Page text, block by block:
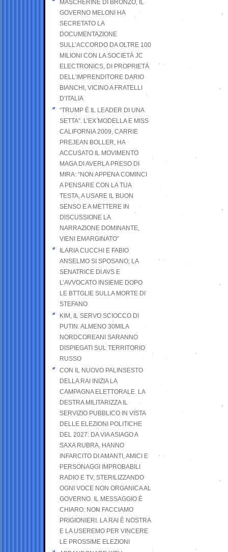
MASCHERINE DI BRONZO, IL
GOVERNO MELONI HA
SECRETATO LA
DOCUMENTAZIONE
SULL’ACCORDO DA OLTRE 100
MILIONI CON LA SOCIETÀ JC
ELECTRONICS, DI PROPRIETÀ
DELL’IMPRENDITORE DARIO
BIANCHI, VICINO A FRATELLI
D’ITALIA
“TRUMP È IL LEADER DI UNA
SETTA”. L’EX MODELLA E MISS
CALIFORNIA 2009, CARRIE
PREJEAN BOLLER, HA
ACCUSATO IL MOVIMENTO
MAGA DI AVERLA PRESO DI
MIRA: “NON APPENA COMINCI
A PENSARE CON LA TUA
TESTA, A USARE IL BUON
SENSO E A METTERE IN
DISCUSSIONE LA
NARRAZIONE DOMINANTE,
VIENI EMARGINATO”
ILARIA CUCCHI E FABIO
ANSELMO SI SPOSANO; LA
SENATRICE DI AVS E
L’AVVOCATO INSIEME DOPO
LE BTTGLIE SULLA MORTE DI
STEFANO
KIM, IL SERVO SCIOCCO DI
PUTIN: ALMENO 30MILA
NORDCOREANI SARANNO
DISPIEGATI SUL TERRITORIO
RUSSO
CON IL NUOVO PALINSESTO
DELLA RAI INIZIA LA
CAMPAGNA ELETTORALE. LA
DESTRA MILITARIZZA IL
SERVIZIO PUBBLICO IN VISTA
DELLE ELEZIONI POLITICHE
DEL 2027: DA VIA ASIAGO A
SAXA RUBRA, HANNO
INFARCITO DI AMANTI, AMICI E
PERSONAGGI IMPROBABILI
RADIO E TV, STERILIZZANDO
OGNI VOCE NON ORGANICA AL
GOVERNO. IL MESSAGGIO È
CHIARO: NON FACCIAMO
PRIGIONIERI. LA RAI È NOSTRA
E LA USEREMO PER VINCERE
LE PROSSIME ELEZIONI